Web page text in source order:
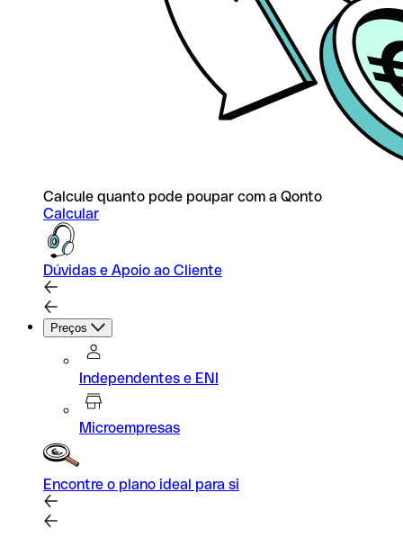
Calcule quanto pode poupar com a Qonto
Calcular
Dúvidas e Apoio ao Cliente
Preços
Independentes e ENI
Microempresas
Encontre o plano ideal para si